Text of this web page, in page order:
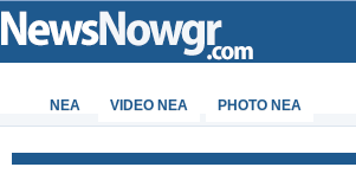
ΝΕΑ VIDEO NEA PHOTO NEA